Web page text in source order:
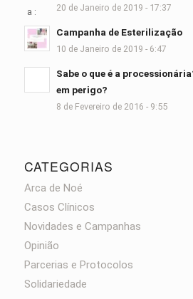
20 de Janeiro de 2019 - 17:37
Campanha de Esterilização
10 de Janeiro de 2019 - 6:47
Sabe o que é a
em perigo?
8 de Fevereiro de 2016 - 9:55
CATEGORIAS
Arca de Noé
Casos Clínicos
Novidades e Campanhas
Opinião
Parcerias e Protocolos
Solidariedade